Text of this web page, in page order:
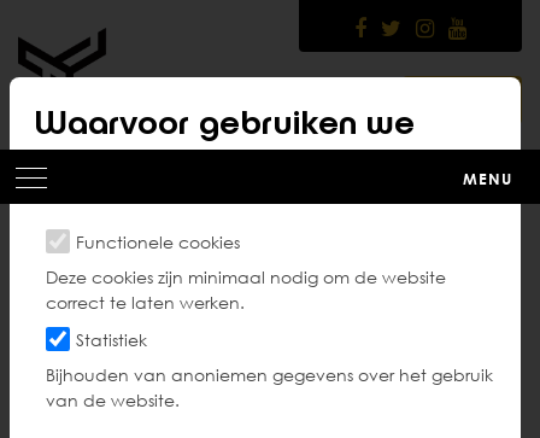
main
content
Waarvoor gebruiken we
cookies?
Functionele cookies
Deze cookies zijn minimaal nodig om de website
correct te laten werken.
Statistiek
Bijhouden van anoniemen gegevens over het gebruik
van de website.
MENU
Corona-update 20
november 2021